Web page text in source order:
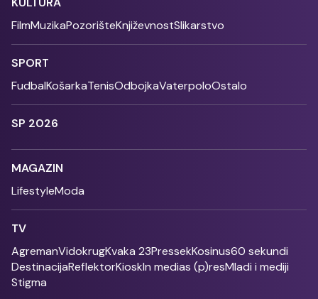
FilmMuzikaPozorišteKnjiževnostSlikarstvo
SPORT
FudbalKošarkaTenisOdbojkaVaterpoloOstalo
SP 2026
MAGAZIN
LifestyleModa
TV
AgremanVidokrugKvaka 23PressekKosinus60 sekundi
DestinacijaReflektorKioskIn medias (p)resMladi i mediji
Stigma